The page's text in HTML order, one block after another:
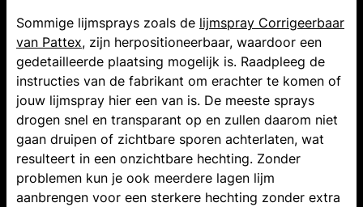
Sommige lijmsprays zoals de lijmspray Corrigeerbaar
van Pattex, zijn herpositioneerbaar, waardoor een
gedetailleerde plaatsing mogelijk is. Raadpleeg de
instructies van de fabrikant om erachter te komen of
jouw lijmspray hier een van is. De meeste sprays
drogen snel en transparant op en zullen daarom niet
gaan druipen of zichtbare sporen achterlaten, wat
resulteert in een onzichtbare hechting. Zonder
problemen kun je ook meerdere lagen lijm
aanbrengen voor een sterkere hechting zonder extra